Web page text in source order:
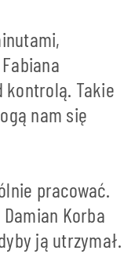
kontrolą. Takie
nam się
pracować.
Korba
ją utrzymał.